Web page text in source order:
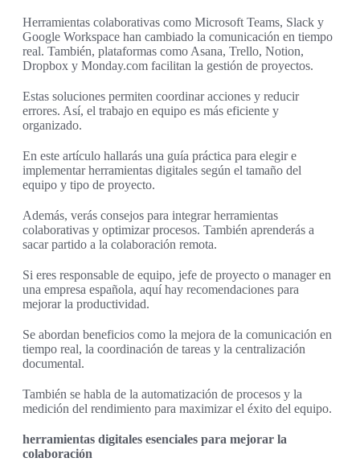
Herramientas colaborativas como Microsoft Teams, Slack y
Google Workspace han cambiado la comunicación en tiempo
real. También, plataformas como Asana, Trello, Notion,
Dropbox y Monday.com facilitan la gestión de proyectos.
Estas soluciones permiten coordinar acciones y reducir
errores. Así, el trabajo en equipo es más eficiente y
organizado.
En este artículo hallarás una guía práctica para elegir e
implementar herramientas digitales según el tamaño del
equipo y tipo de proyecto.
Además, verás consejos para integrar herramientas
colaborativas y optimizar procesos. También aprenderás a
sacar partido a la colaboración remota.
Si eres responsable de equipo, jefe de proyecto o manager en
una empresa española, aquí hay recomendaciones para
mejorar la productividad.
Se abordan beneficios como la mejora de la comunicación en
tiempo real, la coordinación de tareas y la centralización
documental.
También se habla de la automatización de procesos y la
medición del rendimiento para maximizar el éxito del equipo.
herramientas digitales esenciales para mejorar la
colaboración